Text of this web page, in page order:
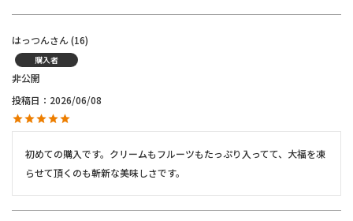
はっつん 16
購入者
非公開
投稿日
2026/06/08
初めての購入です。クリームもフルーツもたっぷり入ってて、大福を凍
らせて頂くのも斬新な美味しさです。